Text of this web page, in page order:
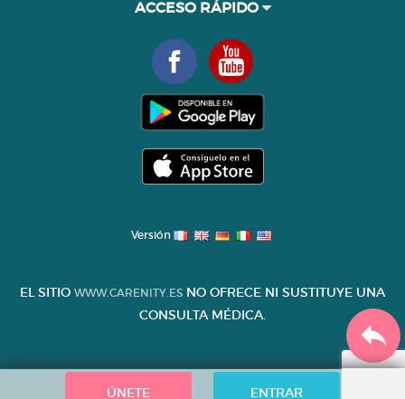
ÚNETE ENTRAR
ACCESO RÁPIDO
Versión
EL SITIO WWW.CARENITY.ES NO OFRECE NI SUSTITUYE UNA
CONSULTA MÉDICA.